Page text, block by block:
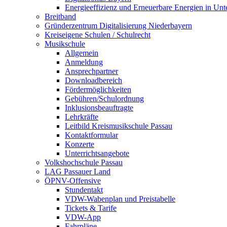
Energieeffizienz und Erneuerbare Energien in
Breitband
Gründerzentrum Digitalisierung Niederbayern
Kreiseigene Schulen / Schulrecht
Musikschule
Allgemein
Anmeldung
Ansprechpartner
Downloadbereich
Fördermöglichkeiten
Gebühren/Schulordnung
Inklusionsbeauftragte
Lehrkräfte
Leitbild Kreismusikschule Passau
Kontaktformular
Konzerte
Unterrichtsangebote
Volkshochschule Passau
LAG Passauer Land
ÖPNV-Offensive
Stundentakt
VDW-Wabenplan und Preistabelle
Tickets & Tarife
VDW-App